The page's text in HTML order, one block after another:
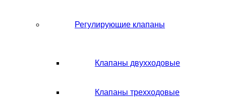
Регулирующие клапаны
Клапаны двухходовые
Клапаны трехходовые